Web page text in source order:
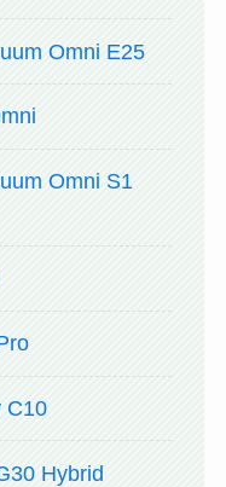
Omni E25
Omni S1
C10
Hybrid